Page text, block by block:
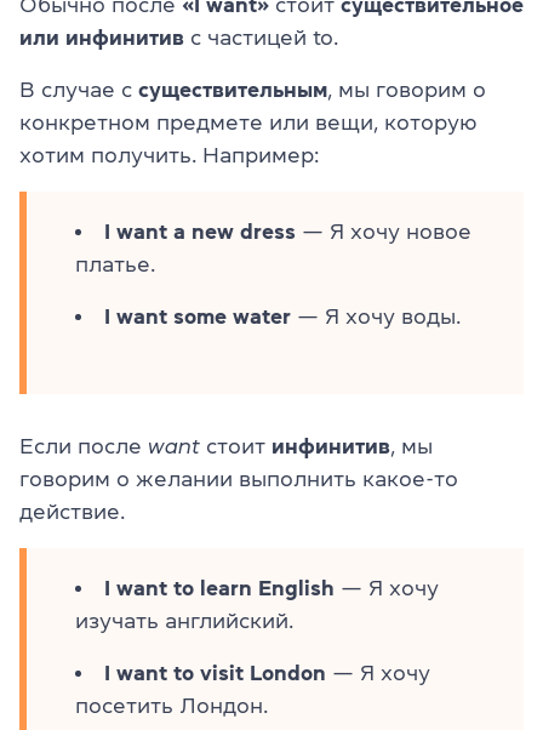
или инфинитив с частицей to.
В случае с существительным , мы говорим о
конкретном предмете или вещи, которую
хотим получить. Например:
I want a new dress — Я хочу новое
платье.
I want some water — Я хочу воды.
Если после want стоит инфинитив , мы
говорим о желании выполнить какое-то
действие.
I want to learn English — Я хочу
изучать английский.
I want to visit London — Я хочу
посетить Лондон.